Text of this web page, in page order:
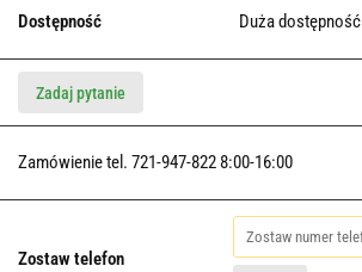
Dostępność Duża dostępność
Zadaj pytanie
Zamówienie tel. 721-947-822 8:00-16:00
Zostaw telefon